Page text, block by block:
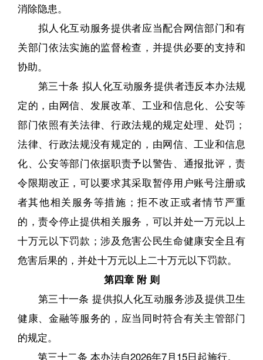
消除隐患。
拟人化互动服务提供者应当配合网信部门和有
关部门依法实施的监督检查，并提供必要的支持和
协助。
第三十条 拟人化互动服务提供者违反本办法规
定的，由网信、发展改革、工业和信息化、公安等
部门依照有关法律、行政法规的规定处理、处罚；
法律、行政法规没有规定的，由网信、工业和信息
化、公安等部门依据职责予以警告、通报批评，责
令限期改正，可以要求其采取暂停用户账号注册或
者其他相关服务等措施；拒不改正或者情节严重
的，责令停止提供相关服务，可以并处一万元以上
十万元以下罚款；涉及危害公民生命健康安全且有
危害后果的，并处十万元以上二十万元以下罚款。
第四章 附 则
第三十一条 提供拟人化互动服务涉及提供卫生
健康、金融等服务的，应当同时符合有关主管部门
的规定。
第三十二条 本办法自2026年7月15日起施行。